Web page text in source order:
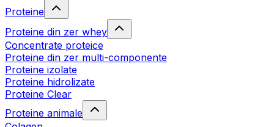
Proteine
Proteine din zer whey
Concentrate proteice
Proteine din zer multi-componente
Proteine izolate
Proteine hidrolizate
Proteine Clear
Proteine animale